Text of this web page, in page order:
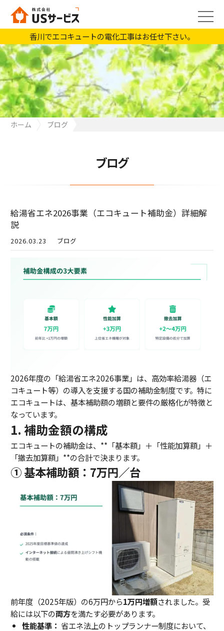
香川でエコキュートの電化工事はお任せ下さい。
ホーム
ブログ
ブログ
給湯省エネ2026事業（エコキュート補助金）詳細解
説
2026.03.23 ブログ
2026年度の「給湯省エネ2026事業」は、高効率給湯器（エ
コキュート等）の導入を支援する国の補助金制度です。特に
エコキュートは、基本補助額の増額と要件の厳格化が特徴と
なっています。
1. 補助金額の構成
エコキュートの補助金は、**「基本額」＋「性能加算額」＋
「撤去加算額」**の合計で決まります。
① 基本補助額：7万円／台
前年度（2025年版）の6万円から1万円増額されました。受
給には以下の両方を満たす必要があります。
性能基準： 省エネ法上のトップランナー制度において、